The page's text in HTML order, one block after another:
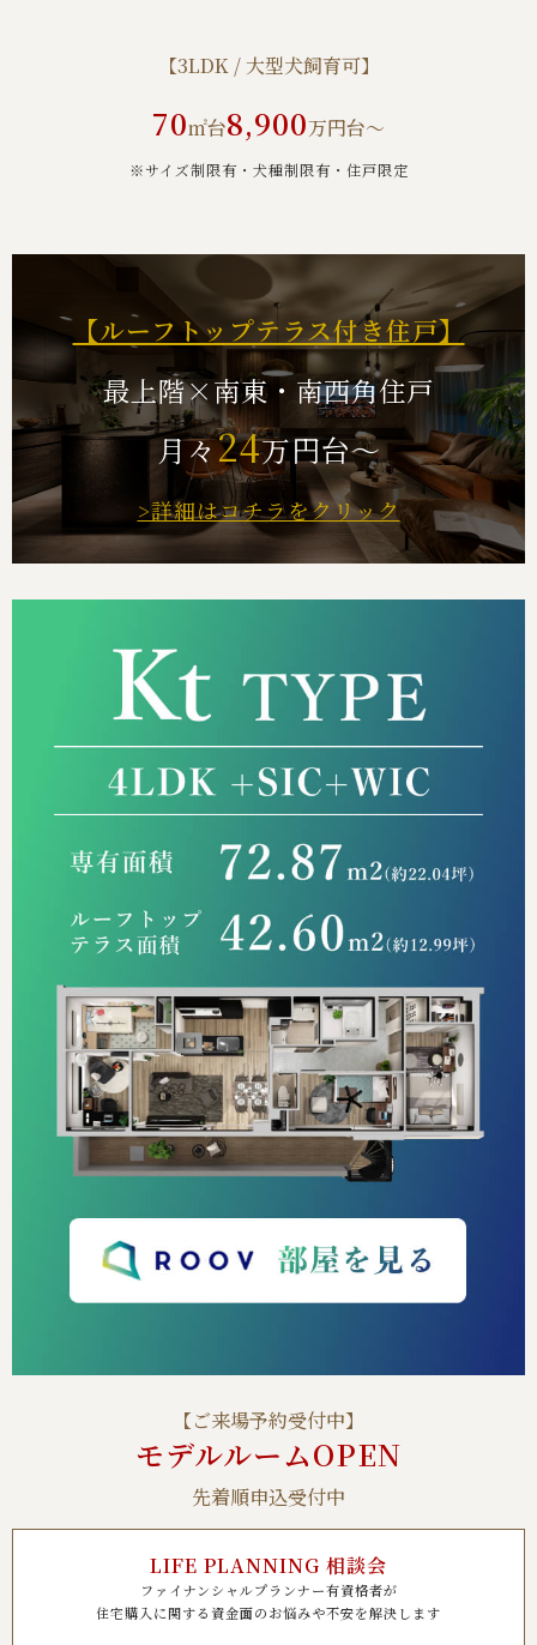
【3LDK / 大型犬飼育可】
70㎡台8,900万円台～
※サイズ制限有・犬種制限有・住⼾限定
【ルーフトップテラス付き住戸】
最上階×南東・南西角住戸
月々24万円台～
>詳細はコチラをクリック
【ご来場予約受付中】
モデルルームOPEN
先着順申込受付中
LIFE PLANNING 相談会
ファイナンシャルプランナー有資格者が
住宅購入に関する資金面のお悩みや不安を解決します